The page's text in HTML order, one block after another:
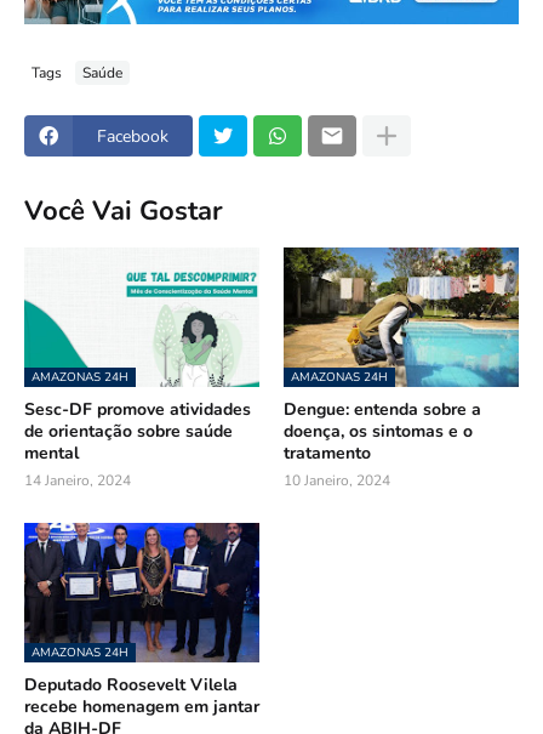
Tags Saúde
Facebook
Você Vai Gostar
AMAZONAS 24H
Sesc-DF promove atividades
de orientação sobre saúde
mental
14 Janeiro, 2024
AMAZONAS 24H
Dengue: entenda sobre a
doença, os sintomas e o
tratamento
10 Janeiro, 2024
AMAZONAS 24H
Deputado Roosevelt Vilela
recebe homenagem em jantar
da ABIH-DF